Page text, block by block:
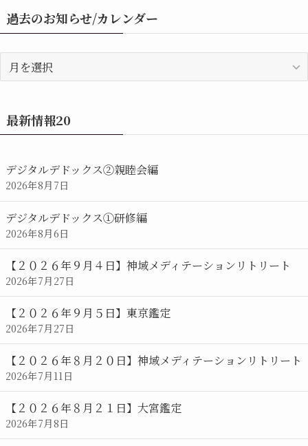
過去のお知らせ/カレンダー
去
お
知
せ/
カ
レ
ン
ダ
ー
最新情報20
デジタルデドックス②親睦会編
2026年8月7日
デジタルデドックス①研修編
2026年8月6日
【２０２６年９月４日】神域メディテーションリトリート
2026年7月27日
【２０２６年９月５日】東京鑑定
2026年7月27日
【２０２６年８月２０日】神域メディテーションリトリート
2026年7月11日
【２０２６年８月２１日】大宮鑑定
2026年7月8日